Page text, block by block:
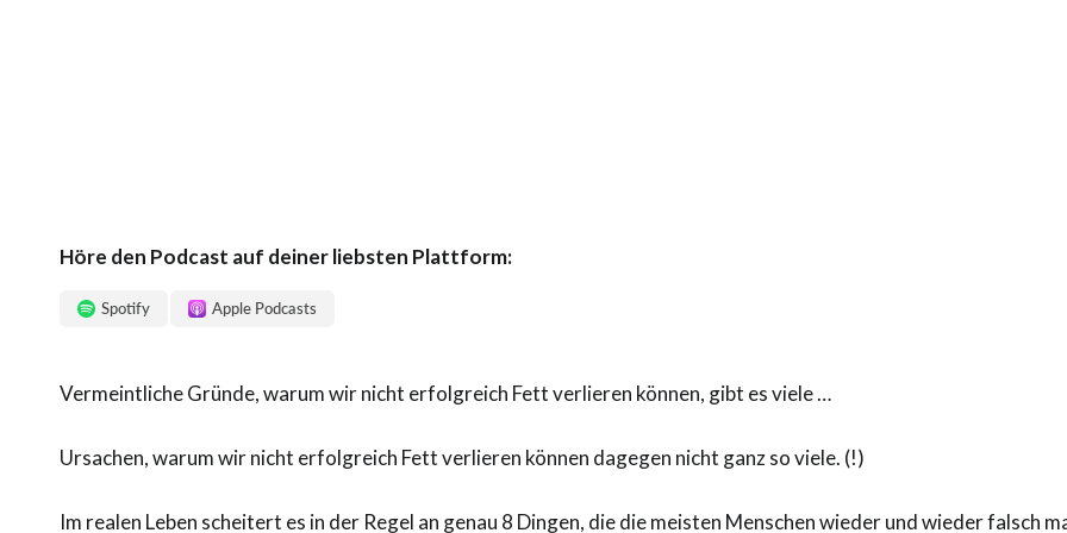
Höre den Podcast auf deiner liebsten Plattform:
Spotify Apple Podcasts
Vermeintliche Gründe, warum wir nicht erfolgreich Fett verlieren können, gibt es viele …
Ursachen, warum wir nicht erfolgreich Fett verlieren können dagegen nicht ganz so viele. (!)
Im realen Leben scheitert es in der Regel an genau 8 Dingen, die die meisten Menschen wieder und wieder falsch